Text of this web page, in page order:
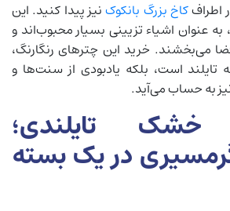
اطرافکاخ بزرگ بانکوکنیز پیدا کنید. این
به عنوان اشیاء تزیینی بسیار محبوب‌اند و
می‌بخشند. خرید این چترهای رنگارنگ،
تایلند است، بلکه یادبودی از سنت‌ها و
به حساب می‌آید.
خشک تایلندی؛
در یک بسته